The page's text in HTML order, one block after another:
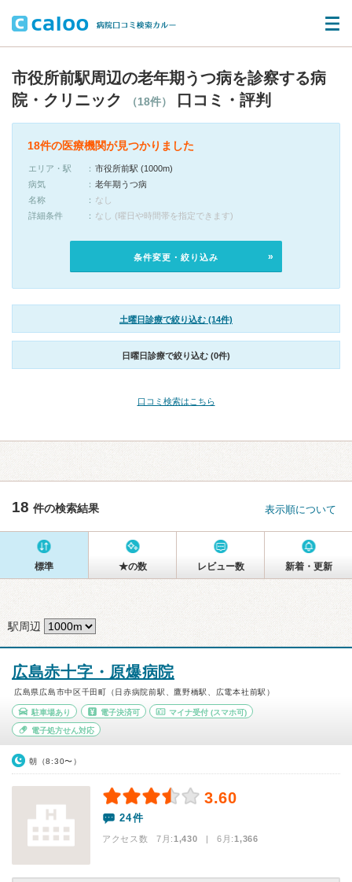
市役所前駅周辺の老年期うつ病を診察する病
院・クリニック
（18件） 口コミ・評判
18件の医療機関が見つかりました
エリア・駅
市役所前駅 (1000m)
病気
老年期うつ病
名称
なし
詳細条件
なし (曜日や時間帯を指定できます)
条件変更・絞り込み
土曜日診療で絞り込む (14件)
日曜日診療で絞り込む (0件)
口コミ検索はこちら
18 件の検索結果 表示順について
標準 ★の数 レビュー数 新着・更新
駅周辺
広島赤十字・原爆病院
広島県広島市中区千田町（日赤病院前駅、鷹野橋駅、広電本社前駅）
駐車場あり 電子決済可 マイナ受付 (スマホ可)
電子処方せん対応
朝（8:30〜）
3.60
24件
アクセス数 7月:1,430 | 6月:1,366